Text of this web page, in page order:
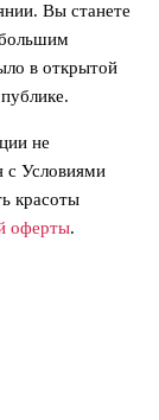
Вы станете
в открытой
не
с Условиями
красоты
оферты.